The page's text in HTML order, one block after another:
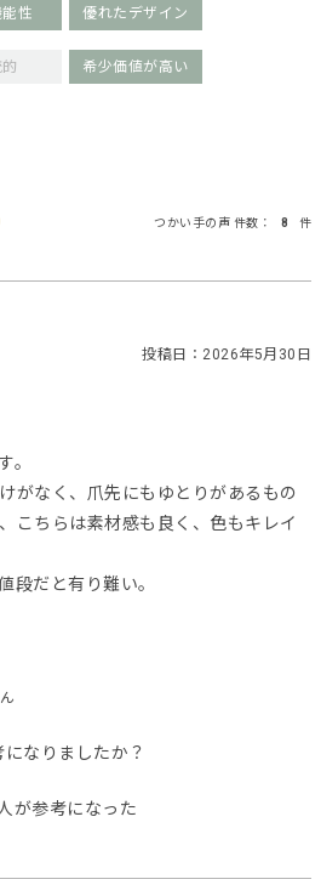
性 優れたデザイン
希少価値が高い
つかい手の声 件数： 8 件
投稿日：2026年5月30日
。
がなく、爪先にもゆとりがあるもの
こちらは素材感も良く、色もキレイ
段だと有り難い。
なりましたか？
人が参考になった